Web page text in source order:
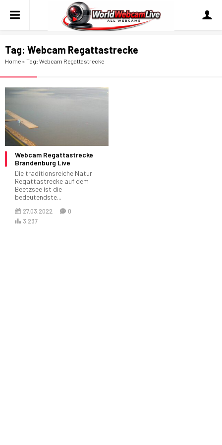
Tag: Webcam Regattastrecke
Home » Tag: Webcam Regattastrecke
Webcam Regattastrecke
Brandenburg Live
Die traditionsreiche Natur
Regattastrecke auf dem
Beetzsee ist die
bedeutendste...
27.03.2022
0
3.237